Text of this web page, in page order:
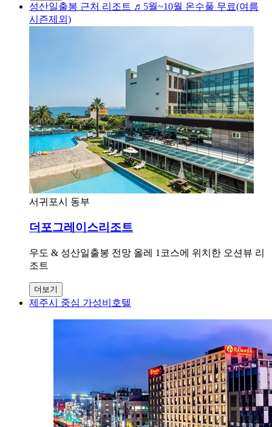
성산일출봉 근처 리조트 ♬5월~10월 온수풀 무료(여름
시즌제외)
서귀포시 동부
더포그레이스리조트
우도 & 성산일출봉 전망 올레 1코스에 위치한 오션뷰 리
조트
더보기
제주시 중심 가성비호텔